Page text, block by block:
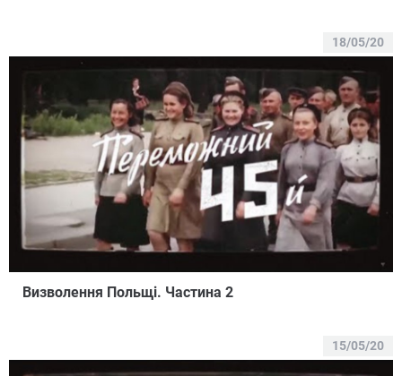
18/05/20
Визволення Польщі. Частина 2
15/05/20